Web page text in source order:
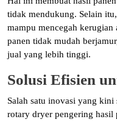
tidak mendukung. Selain
mampu mencegah
panen tidak mudah
jual yang lebih tinggi.
Solusi Efisien
Salah satu inovasi yang
rotary dryer pengering hasil